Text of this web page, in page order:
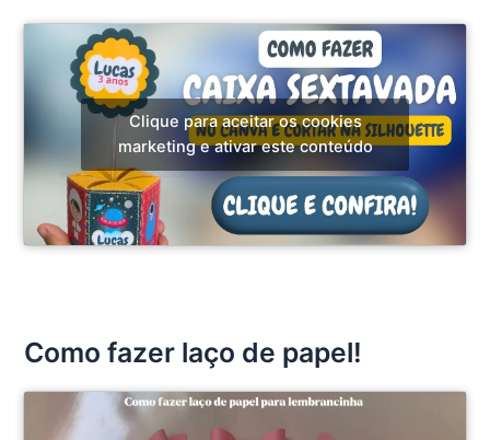
Clique para aceitar os cookies
marketing e ativar este conteúdo
Como fazer laço de papel!